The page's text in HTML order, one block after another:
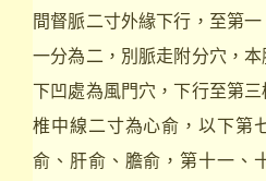
間督脈二寸外緣下行，至第
一分為二，別脈走附分穴，
下凹處為風門穴，下行至第
椎中線二寸為心俞，以下第
俞、肝俞、膽俞，第十一、